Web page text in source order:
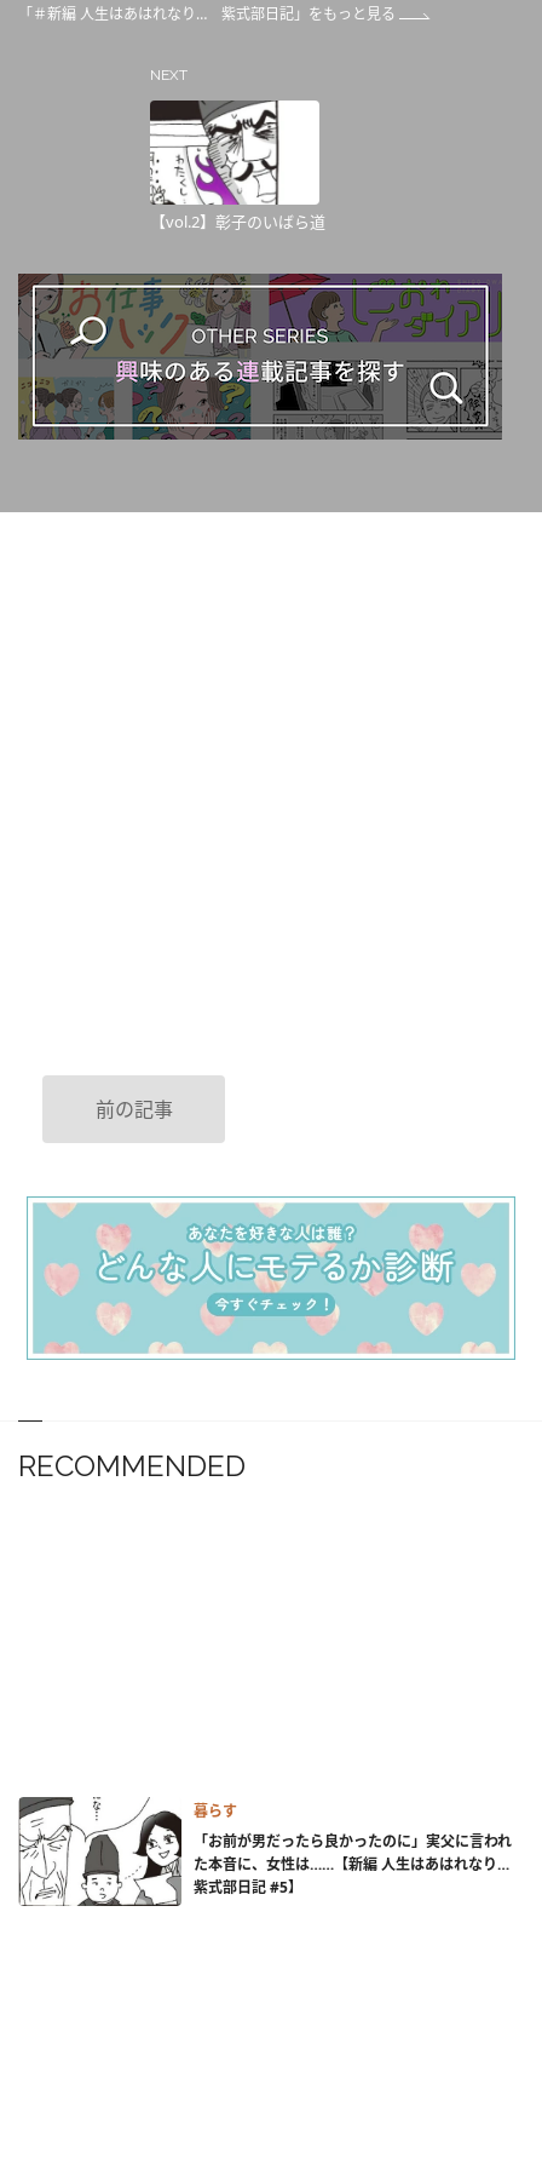
「＃新編 人生はあはれなり… 紫式部日記」をもっと見る
NEXT
【vol.2】彰子のいばら道
前の記事
RECOMMENDED
暮らす
「お前が男だったら良かったのに」実父に言われ
た本音に、女性は……【新編 人生はあはれなり…
紫式部日記 #5】